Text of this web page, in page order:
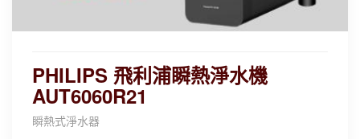
PHILIPS 飛利浦瞬熱淨水機
AUT6060R21
瞬熱式淨水器